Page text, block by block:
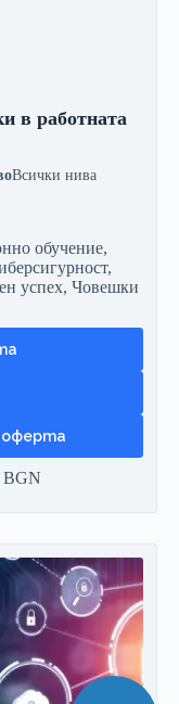
в работната
Всички нива
обучение,
,
успех, Човешки
оферта
BGN